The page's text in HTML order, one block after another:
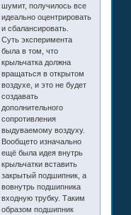
шумит, получилось все
идеально оцентрировать
и сбалансировать.
Суть эксперимента
была в том, что
крыльчатка должна
вращаться в открытом
воздухе, и это не будет
создавать
дополнительного
сопротивления
выдуваемому воздуху.
Вообщето изначально
ещё была идея внутрь
крыльчатки вставить
закрытый подшипник, а
вовнутрь подшипника
входную трубку. Таким
образом подшипник